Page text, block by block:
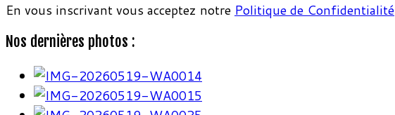
En vous inscrivant vous acceptez notre Politique de Confidentialité
Nos dernières photos :